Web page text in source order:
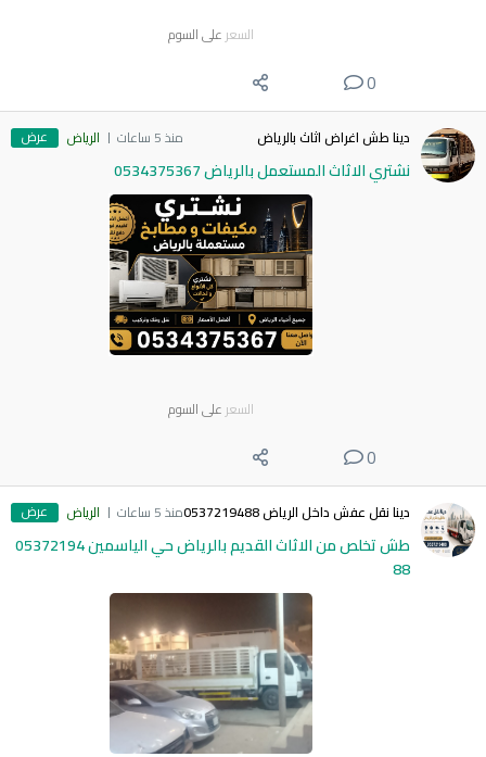
السعر على السوم
0
دينا طش اغراض اثاث بالرياض منذ 5 ساعات الرياض عرض
نشتري الاثاث المستعمل بالرياض 0534375367
السعر على السوم
0
دينا نقل عفش داخل الرياض 0537219488 منذ 5 ساعات الرياض عرض
طش تخلص من الاثاث القديم بالرياض حي الياسمين 05372194
88